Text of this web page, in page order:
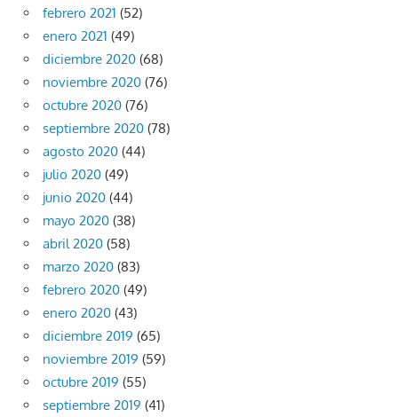
febrero 2021 (52)
enero 2021 (49)
diciembre 2020 (68)
noviembre 2020 (76)
octubre 2020 (76)
septiembre 2020 (78)
agosto 2020 (44)
julio 2020 (49)
junio 2020 (44)
mayo 2020 (38)
abril 2020 (58)
marzo 2020 (83)
febrero 2020 (49)
enero 2020 (43)
diciembre 2019 (65)
noviembre 2019 (59)
octubre 2019 (55)
septiembre 2019 (41)